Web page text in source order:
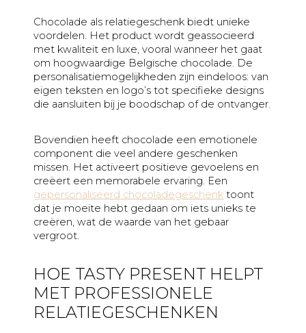
Chocolade als relatiegeschenk biedt unieke
voordelen. Het product wordt geassocieerd
met kwaliteit en luxe, vooral wanneer het gaat
om hoogwaardige Belgische chocolade. De
personalisatiemogelijkheden zijn eindeloos: van
eigen teksten en logo’s tot specifieke designs
die aansluiten bij je boodschap of de ontvanger.
Bovendien heeft chocolade een emotionele
component die veel andere geschenken
missen. Het activeert positieve gevoelens en
creëert een memorabele ervaring. Een
gepersonaliseerd chocoladegeschenk toont
dat je moeite hebt gedaan om iets unieks te
creëren, wat de waarde van het gebaar
vergroot.
HOE TASTY PRESENT HELPT
MET PROFESSIONELE
RELATIEGESCHENKEN